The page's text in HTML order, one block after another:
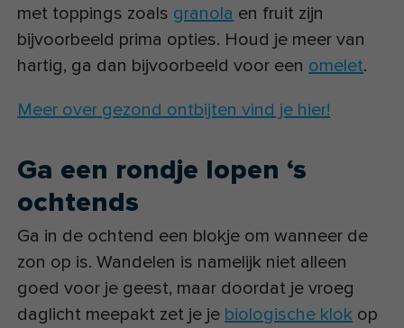
met toppings zoals granola en fruit zijn
bijvoorbeeld prima opties. Houd je meer van
hartig, ga dan bijvoorbeeld voor een omelet.
Meer over gezond ontbijten vind je hier!
Ga een rondje lopen ‘s
ochtends
Ga in de ochtend een blokje om wanneer de
zon op is. Wandelen is namelijk niet alleen
goed voor je geest, maar doordat je vroeg
daglicht meepakt zet je je biologische klok op